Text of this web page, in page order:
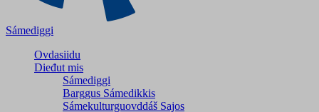
Sámediggi
Ovdasiidu
Dieđut mis
Sámediggi
Barggus Sámedikkis
Sámekulturguovddáš Sajos